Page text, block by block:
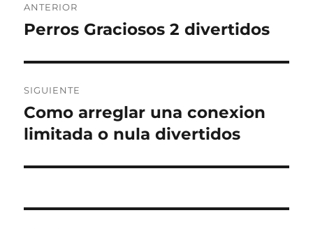
de
ANTERIOR
Entrada
Perros Graciosos 2 divertidos
SIGUIENTE
Entrada
siguiente:
Como arreglar una conexion
limitada o nula divertidos